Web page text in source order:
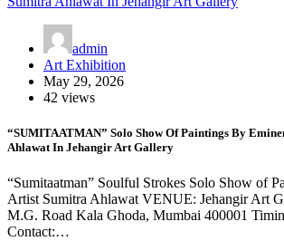
admin
Art Exhibition
May 29, 2026
42 views
“SUMITAATMAN” Solo Show Of Paintings By
Ahlawat In Jehangir Art Gallery
“Sumitaatman” Soulful Strokes Solo Show of
Artist Sumitra Ahlawat VENUE: Jehangir Art
M.G. Road Kala Ghoda, Mumbai 400001
Contact:…